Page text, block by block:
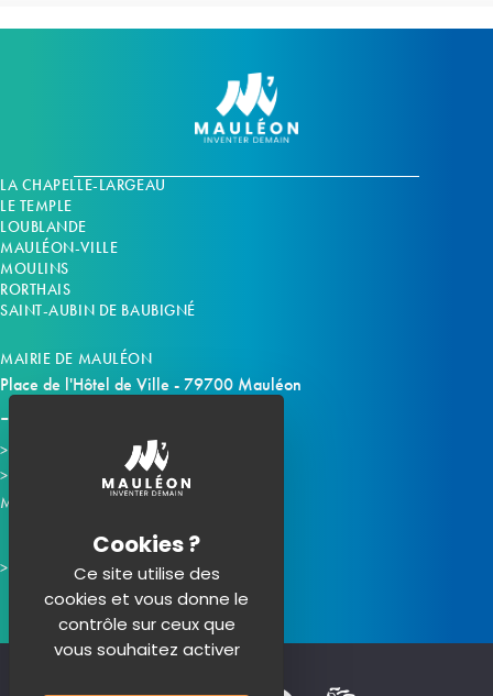
LA CHAPELLE-LARGEAU
LE TEMPLE
LOUBLANDE
MAULÉON-VILLE
MOULINS
RORTHAIS
SAINT-AUBIN DE BAUBIGNÉ
MAIRIE DE MAULÉON
Place de l'Hôtel de Ville - 79700 Mauléon
Horaires d'ouverture
Contacter la mairie
Mauléon sur les réseaux :
Ce site utilise des
cookies et vous donne le
contrôle sur ceux que
vous souhaitez activer